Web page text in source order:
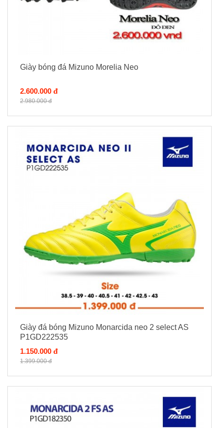
Giày bóng đá Mizuno Morelia Neo
2.600.000 đ
2.980.000 đ
Giày đá bóng Mizuno Monarcida neo 2 select AS
P1GD222535
1.150.000 đ
1.399.000 đ